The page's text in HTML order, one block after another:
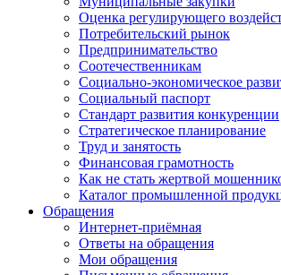
Оценка регулирующего
Потребительский рынок
Предпринимательство
Соотечественникам
Социально-экономическое
Социальный паспорт
Стандарт развития конкуренции
Стратегическое планирование
Труд и занятость
Финансовая грамотность
Как не стать жертвой
Каталог промышленной
Обращения
Интернет-приёмная
Ответы на обращения
Мои обращения